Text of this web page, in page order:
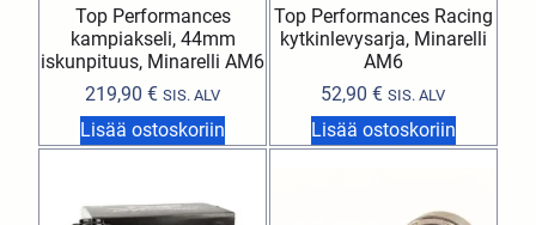
Top Performances
kampiakseli, 44mm
iskunpituus, Minarelli AM6
219,90€ SIS. ALV
Lisää ostoskoriin
Top Performances Racing
kytkinlevysarja, Minarelli
AM6
52,90€ SIS. ALV
Lisää ostoskoriin